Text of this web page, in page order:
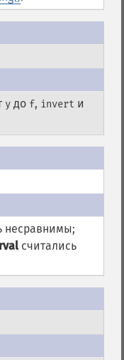
y до f, invert и
несравнимы;
считались